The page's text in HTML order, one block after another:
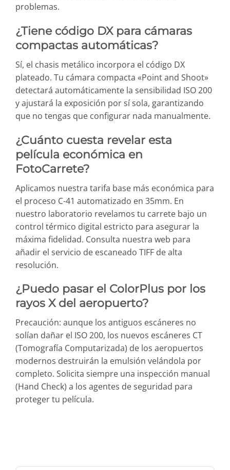
problemas.
¿Tiene código DX para cámaras
compactas automáticas?
Sí, el chasis metálico incorpora el código DX
plateado. Tu cámara compacta «Point and Shoot»
detectará automáticamente la sensibilidad ISO 200
y ajustará la exposición por sí sola, garantizando
que no tengas que configurar nada manualmente.
¿Cuánto cuesta revelar esta
película económica en
FotoCarrete?
Aplicamos nuestra tarifa base más económica para
el proceso C-41 automatizado en 35mm. En
nuestro laboratorio revelamos tu carrete bajo un
control térmico digital estricto para asegurar la
máxima fidelidad. Consulta nuestra web para
añadir el servicio de escaneado TIFF de alta
resolución.
¿Puedo pasar el ColorPlus por los
rayos X del aeropuerto?
Precaución: aunque los antiguos escáneres no
solían dañar el ISO 200, los nuevos escáneres CT
(Tomografía Computarizada) de los aeropuertos
modernos destruirán la emulsión velándola por
completo. Solicita siempre una inspección manual
(Hand Check) a los agentes de seguridad para
proteger tu película.